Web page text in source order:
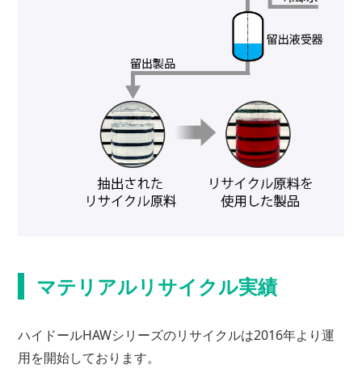
マテリアルリサイクル実績
ハイドールHAWシリーズのリサイクルは2016年より運
用を開始しております。